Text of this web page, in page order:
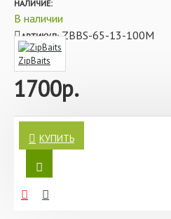
воблер на нужную глубину.
воблера располагается
дальнего заброса Mag-Drive.
представляет собой систему
которые переносят центр
в хвостовую часть,
точному забросу. Также
при проводке. Он ведет себя
сильном течении, так и в
4.0, помимо троллинговой
равномерная или проводка
воблер демонстрирует
тому же данная модель
огромнейшем количестве
1700р.
НАЛИЧИЕ:
В наличии
АРТИКУЛ: ZBBS-65-13-100M
ZipBaits
КУПИТЬ
Воблер ZipBaits B-Switcher 4.0
просто приманка, а настоящий
инженерного искусства,
точность и результат. Этот
каждый заброс в захватывающее